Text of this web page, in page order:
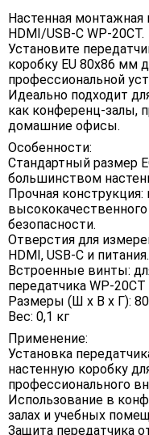
Настенная монтажная
HDMI/USB-C WP-20CT.
Установите
коробку EU 80x86 мм
профессиональной
Идеально подходит
как конференц-
домашние офисы.
Особенности:
Стандартный размер
большинством
Прочная конструкция:
безопасности.
Отверстия для
HDMI, USB-C и питания.
Встроенные винты:
передатчика WP-20CT
Размеры (Ш х В х Г):
Вес: 0,1 кг
Применение:
Установка
настенную коробку
профессионального
Использование в
залах и учебных
Защита передатчика